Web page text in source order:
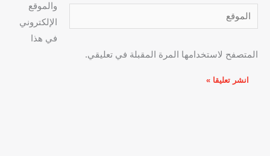
الموقع
والموقع
الإلكتروني
في هذا
المتصفح لاستخدامها المرة المقبلة في تعليقي.